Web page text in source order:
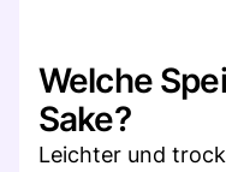
Welche
Sake?
Leichter und